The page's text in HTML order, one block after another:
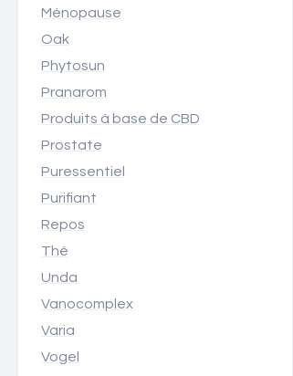
Ménopause
Oak
Phytosun
Pranarom
Produits à base de CBD
Prostate
Puressentiel
Purifiant
Repos
Thé
Unda
Vanocomplex
Varia
Vogel